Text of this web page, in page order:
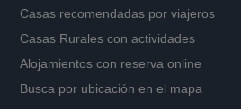
Casas recomendadas por viajeros
Casas Rurales con actividades
Alojamientos con reserva online
Busca por ubicación en el mapa